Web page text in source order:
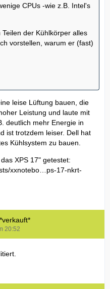
CPUs -wie z.B. Intel's
Teilen der Kühlkörper alles
vorstellen, warum er (fast)
leise Lüftung bauen, die
Leistung und laute mit
deutlich mehr Energie in
ist trotzdem leiser. Dell hat
Kühlsystem zu bauen.
XPS 17" getestet:
xxnotebo…ps-17-nkrt-
20:52